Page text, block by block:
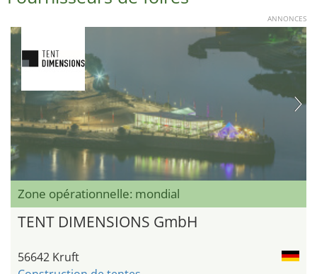
ANNONCES
Zone opérationnelle: mondial
TENT DIMENSIONS GmbH
56642 Kruft